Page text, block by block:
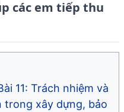
các em tiếp thu
11: Trách nhiệm và
trong xây dựng, bảo